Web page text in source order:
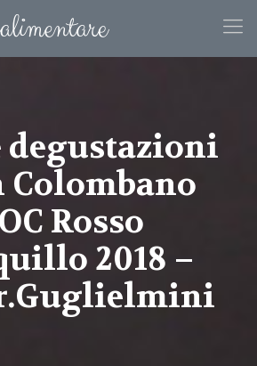
degustazioni
Colombano
Rosso
2018 –